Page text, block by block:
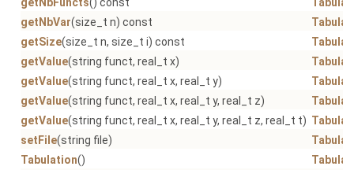
getNbVar(size_t n) const
getSize(size_t n, size_t i) const
getValue(string funct, real_t x)
getValue(string funct, real_t x, real_t y)
getValue(string funct, real_t x, real_t y, real_t z)
getValue(string funct, real_t x, real_t y, real_t z, real_t t)
setFile(string file)
Tabulation()